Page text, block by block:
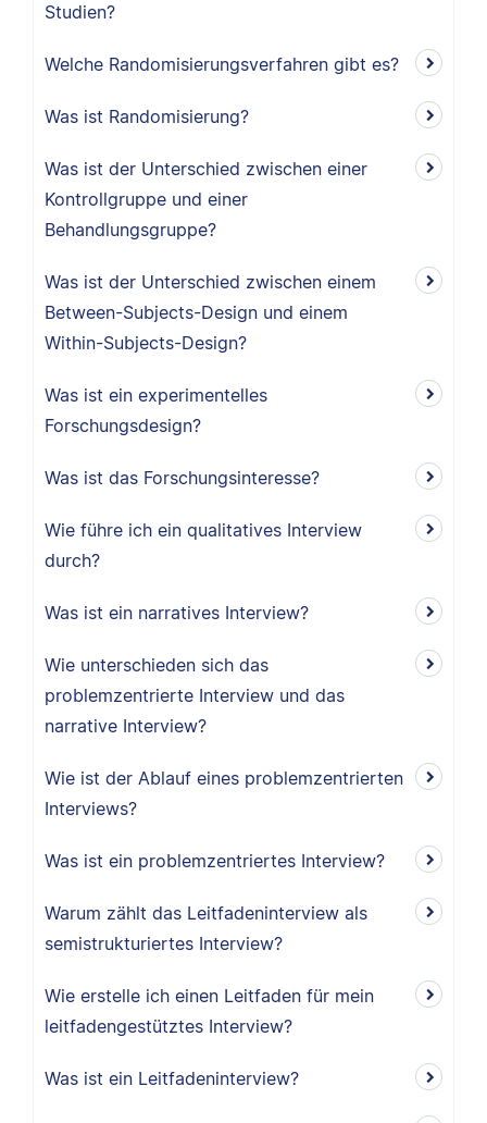
Studien?
Welche Randomisierungsverfahren gibt es?
Was ist Randomisierung?
Was ist der Unterschied zwischen einer
Kontrollgruppe und einer
Behandlungsgruppe?
Was ist der Unterschied zwischen einem
Between-Subjects-Design und einem
Within-Subjects-Design?
Was ist ein experimentelles
Forschungsdesign?
Was ist das Forschungsinteresse?
Wie führe ich ein qualitatives Interview
durch?
Was ist ein narratives Interview?
Wie unterschieden sich das
problemzentrierte Interview und das
narrative Interview?
Wie ist der Ablauf eines problemzentrierten
Interviews?
Was ist ein problemzentriertes Interview?
Warum zählt das Leitfadeninterview als
semistrukturiertes Interview?
Wie erstelle ich einen Leitfaden für mein
leitfadengestütztes Interview?
Was ist ein Leitfadeninterview?